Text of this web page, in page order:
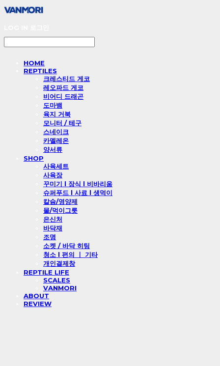
HOME
REPTILES
크레스티드 게코
레오파드 게코
비어디 드래곤
도마뱀
육지 거북
모니터 / 테구
스네이크
카멜레온
양서류
SHOP
사육세트
사육장
꾸미기 l 장식 l 비바리움
슈퍼푸드 l 사료 l 생먹이
칼슘/영양제
물/먹이그릇
은신처
바닥재
조명
소켓 / 바닥 히팅
청소 l 편의 ㅣ 기타
개인결제창
REPTILE LIFE
SCALES
VANMORI
ABOUT
REVIEW